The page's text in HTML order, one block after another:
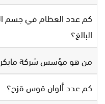
كم عدد العظام في جسم
البالغ؟
من هو مؤسس شركة
كم عدد ألوان قوس قزح؟